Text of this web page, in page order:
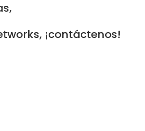
¡contáctenos!